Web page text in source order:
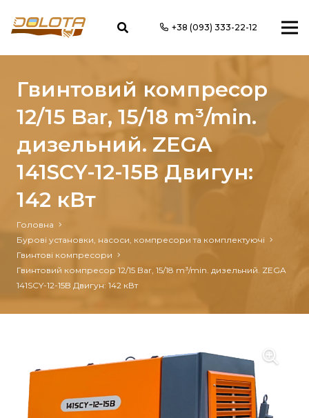
+38 (093) 333-22-12
Гвинтовий компресор
12/15 Bar, 15/18 m³/min.
дизельний. ZEGA
141SCY-12-15B Двигун:
142 кВт
Головна
Бурові установки, насоси, компресори та комплектуючі
Гвинтові компресори
Гвинтовий компресор 12/15 Bar, 15/18 m³/min. дизельний. ZEGA
141SCY-12-15B Двигун: 142 кВт